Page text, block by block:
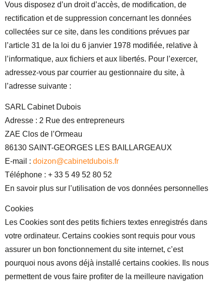
Vous disposez d’un droit d’accès, de modification, de
rectification et de suppression concernant les données
collectées sur ce site, dans les conditions prévues par
l’article 31 de la loi du 6 janvier 1978 modifiée, relative à
l’informatique, aux fichiers et aux libertés. Pour l’exercer,
adressez-vous par courrier au gestionnaire du site, à
l’adresse suivante :
SARL Cabinet Dubois
Adresse : 2 Rue des entrepreneurs
ZAE Clos de l’Ormeau
86130 SAINT-GEORGES LES BAILLARGEAUX
E-mail : doizon@cabinetdubois.fr
Téléphone : + 33 5 49 52 80 52
En savoir plus sur l’utilisation de vos données personnelles
Cookies
Les Cookies sont des petits fichiers textes enregistrés dans
votre ordinateur. Certains cookies sont requis pour vous
assurer un bon fonctionnement du site internet, c’est
pourquoi nous avons déjà installé certains cookies. Ils nous
permettent de vous faire profiter de la meilleure navigation